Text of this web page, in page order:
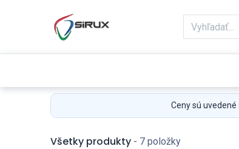
Ceny sú uvedené
Všetky produkty - 7 položky